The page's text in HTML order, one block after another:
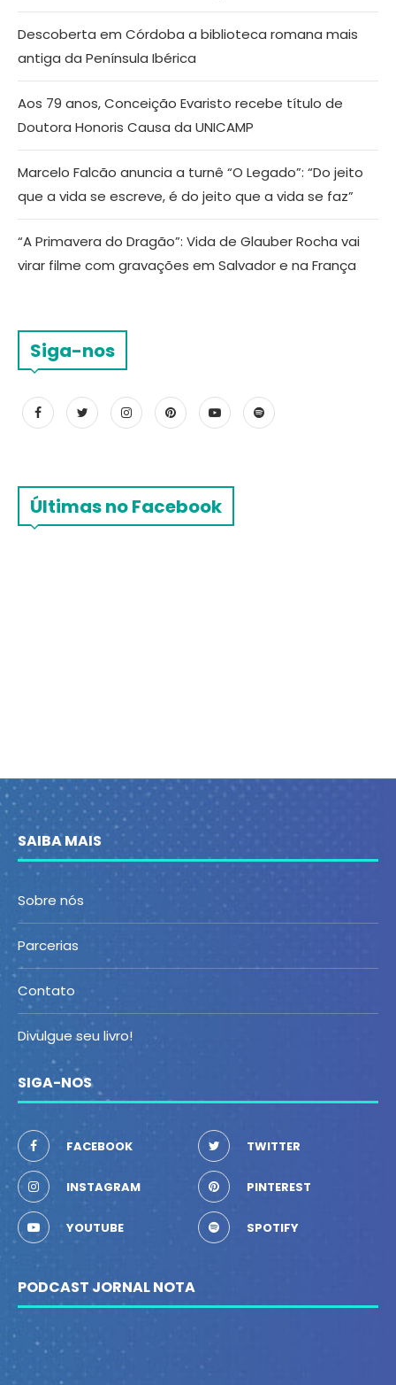
Descoberta em Córdoba a biblioteca romana mais
antiga da Península Ibérica
Aos 79 anos, Conceição Evaristo recebe título de
Doutora Honoris Causa da UNICAMP
Marcelo Falcão anuncia a turnê “O Legado”: “Do jeito
que a vida se escreve, é do jeito que a vida se faz”
“A Primavera do Dragão”: Vida de Glauber Rocha vai
virar filme com gravações em Salvador e na França
Siga-nos
Últimas no Facebook
SAIBA MAIS
Sobre nós
Parcerias
Contato
Divulgue seu livro!
SIGA-NOS
FACEBOOK TWITTER
INSTAGRAM PINTEREST
YOUTUBE SPOTIFY
PODCAST JORNAL NOTA